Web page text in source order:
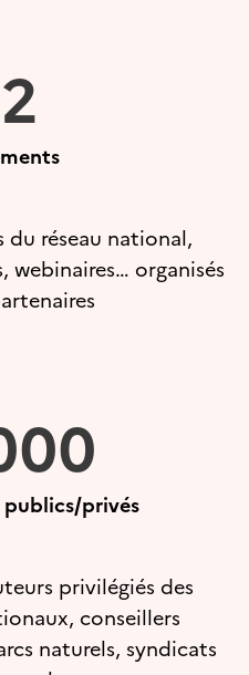
du réseau national,
webinaires… organisés
privés
privilégiés des
conseillers
naturels, syndicats